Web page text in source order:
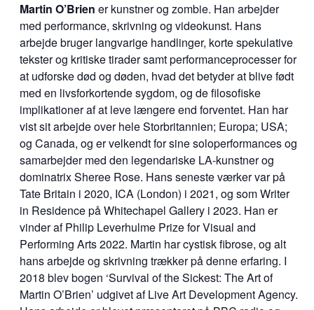
Martin O’Brien er kunstner og zombie. Han arbejder
med performance, skrivning og videokunst. Hans
arbejde bruger langvarige handlinger, korte spekulative
tekster og kritiske tirader samt performanceprocesser for
at udforske død og døden, hvad det betyder at blive født
med en livsforkortende sygdom, og de filosofiske
implikationer af at leve længere end forventet. Han har
vist sit arbejde over hele Storbritannien; Europa; USA;
og Canada, og er velkendt for sine soloperformances og
samarbejder med den legendariske LA-kunstner og
dominatrix Sheree Rose. Hans seneste værker var på
Tate Britain i 2020, ICA (London) i 2021, og som Writer
in Residence på Whitechapel Gallery i 2023. Han er
vinder af Philip Leverhulme Prize for Visual and
Performing Arts 2022. Martin har cystisk fibrose, og alt
hans arbejde og skrivning trækker på denne erfaring. I
2018 blev bogen ‘Survival of the Sickest: The Art of
Martin O’Brien’ udgivet af Live Art Development Agency.